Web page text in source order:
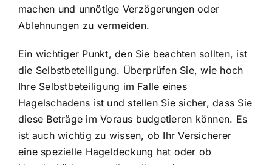
machen und unnötige Verzögerungen oder
Ablehnungen zu vermeiden.
Ein wichtiger Punkt, den Sie beachten sollten, ist
die Selbstbeteiligung. Überprüfen Sie, wie hoch
Ihre Selbstbeteiligung im Falle eines
Hagelschadens ist und stellen Sie sicher, dass Sie
diese Beträge im Voraus budgetieren können. Es
ist auch wichtig zu wissen, ob Ihr Versicherer
eine spezielle Hageldeckung hat oder ob